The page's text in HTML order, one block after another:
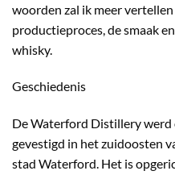
woorden zal ik meer
productieproces, de smaak
whisky.
Geschiedenis
De Waterford Distillery werd
gevestigd in het zuidoosten
stad Waterford. Het is